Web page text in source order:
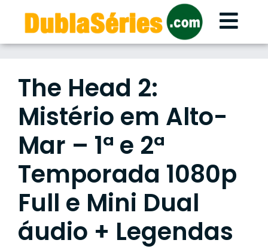
content
The Head 2:
Mistério em Alto-
Mar – 1ª e 2ª
Temporada 1080p
Full e Mini Dual
áudio + Legendas